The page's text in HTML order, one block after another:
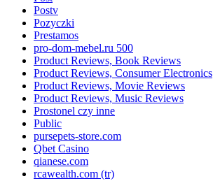
Postv
Pozyczki
Prestamos
pro-dom-mebel.ru 500
Product Reviews, Book Reviews
Product Reviews, Consumer Electronics
Product Reviews, Movie Reviews
Product Reviews, Music Reviews
Prostonel czy inne
Public
pursepets-store.com
Qbet Casino
qianese.com
rcawealth.com (tr)